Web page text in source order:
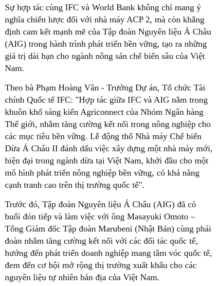
Sự hợp tác cùng IFC và World Bank không chỉ mang ý
nghĩa chiến lược đối với nhà máy ACP 2, mà còn khẳng
định cam kết mạnh mẽ của Tập đoàn Nguyên liệu Á Châu
(AIG) trong hành trình phát triển bền vững, tạo ra những
giá trị dài hạn cho ngành nông sản chế biến sâu của Việt
Nam.
Theo bà Phạm Hoàng Vân - Trưởng Dự án, Tổ chức Tài
chính Quốc tế IFC: "Hợp tác giữa IFC và AIG nằm trong
khuôn khổ sáng kiến Agriconnect của Nhóm Ngân hàng
Thế giới, nhằm tăng cường kết nối trong nông nghiệp cho
các mục tiêu bền vững. Lễ động thổ Nhà máy Chế biến
Dừa Á Châu II đánh dấu việc xây dựng một nhà máy mới,
hiện đại trong ngành dừa tại Việt Nam, khởi đầu cho một
mô hình phát triển nông nghiệp bền vững, có khả năng
cạnh tranh cao trên thị trường quốc tế".
Trước đó, Tập đoàn Nguyên liệu Á Châu (AIG) đã có
buổi đón tiếp và làm việc với ông Masayuki Omoto –
Tổng Giám đốc Tập đoàn Marubeni (Nhật Bản) cùng phái
đoàn nhằm tăng cường kết nối với các đối tác quốc tế,
hướng đến phát triển doanh nghiệp mang tầm vóc quốc tế,
đem đến cơ hội mở rộng thị trường xuất khẩu cho các
nguyên liệu tự nhiên bản địa của Việt Nam.